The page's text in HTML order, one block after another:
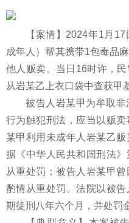
【案情】2024年1月
成年人）帮其携带1包毒品
他人贩卖。当日16时许，
从岩某乙上衣口袋中查获甲
被告人岩某甲为牟取
行为触犯刑法，应当以贩
某甲利用未成年人岩某乙
据《中华人民共和国刑法》
从重处罚；被告人岩某甲
酌情从重处罚。法院以被
期徒刑八年六个月，并处罚